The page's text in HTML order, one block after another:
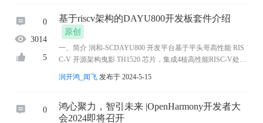
0
3014
5
基于riscv架构的DAYU800开发板套件介绍
原创
一、简介 润和-SCDAYU800 开发平台基于平头哥高性能 RIS
C-V 开源架构曳影 TH1520 芯片，集成4核高性能RISC-V处理
音频、视频和摄像头等功能,支持多种视频输入输 ...
润开鸿_闻飞 发布于 2024-5-15
0
鸿心聚力，智引未来 |OpenHarmony开发者大
会2024即将召开